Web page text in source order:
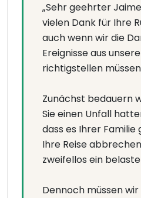
„Sehr geehrter
vielen Dank für Ihre
auch wenn wir die
Ereignisse aus
richtigstellen
Zunächst bedauern
Sie einen Unfall
dass es Ihrer Familie
Ihre Reise
zweifellos ein
Dennoch müssen